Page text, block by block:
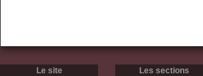
Le site
Les sections